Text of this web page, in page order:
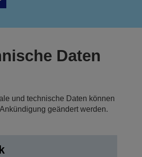
Daten
und technische Daten können
geändert werden.